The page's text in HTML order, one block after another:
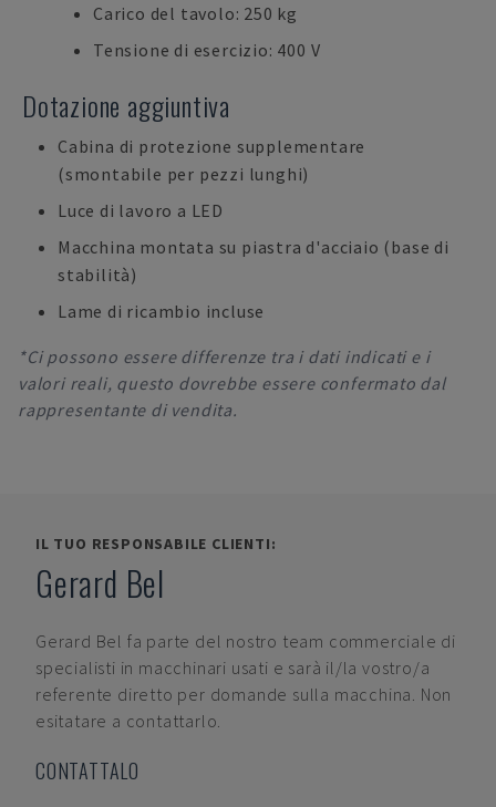
Carico del tavolo: 250 kg
Tensione di esercizio: 400 V
Dotazione aggiuntiva
Cabina di protezione supplementare
(smontabile per pezzi lunghi)
Luce di lavoro a LED
Macchina montata su piastra d'acciaio (base di
stabilità)
Lame di ricambio incluse
*Ci possono essere differenze tra i dati indicati e i
valori reali, questo dovrebbe essere confermato dal
rappresentante di vendita.
IL TUO RESPONSABILE CLIENTI:
Gerard Bel
Gerard Bel fa parte del nostro team commerciale di
specialisti in macchinari usati e sarà il/la vostro/a
referente diretto per domande sulla macchina. Non
esitatare a contattarlo.
CONTATTALO